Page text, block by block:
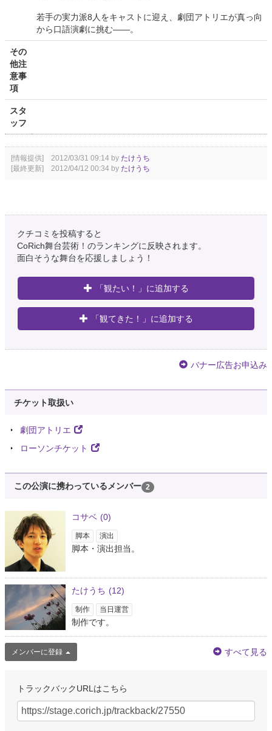
若手の実力派8人をキャストに迎え、劇団アトリエが真っ向
から口語演劇に挑む――。
その
他注
意事
項
スタ
ッフ
[情報提供] 2012/03/31 09:14 by たけうち
[最終更新] 2012/04/12 00:34 by たけうち
クチコミを投稿すると
CoRich舞台芸術！のランキングに反映されます。
面白そうな舞台を応援しましょう！
「観たい！」に追加する
「観てきた！」に追加する
バナー広告お申込み
チケット取扱い
劇団アトリエ
ローソンチケット
この公演に携わっているメンバー 2
コサベ (0)
脚本 演出
脚本・演出担当。
たけうち (12)
制作 当日運営
制作です。
メンバーに登録 すべて見る
トラックバックURLはこちら